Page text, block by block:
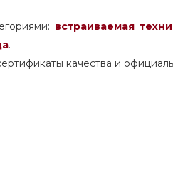
встраиваемая
.
качества и